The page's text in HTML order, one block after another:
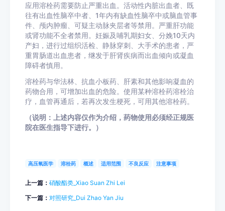
应用溶栓药需要防止严重出血。活动性内脏出血者、既
往有出血性脑卒中者、1年内有缺血性脑卒中或脑血管事
件、颅内肿瘤、可疑主动脉夹层者等禁用。严重肝功能
或肾功能不全者禁用。妊娠及哺乳期妇女、分娩10天内
产妇，进行过组织活检、静脉穿刺、大手术的患者，严
重胃肠道出血患者，继发于肝肾疾病而出血倾向或凝血
障碍者慎用。
溶栓药与华法林、抗血小板药、肝素和其他影响凝血的
药物合用，可增加出血的危险。使用某种溶栓药溶栓治
疗，血管再通后，若再次发生梗死，可用其他溶栓药。
（说明：上述内容仅作为介绍，药物使用必须经正规医
院在医生指导下进行。）
高压氧医学 溶栓药 概述 适用范围 不良反应 注意事项
上一篇： 硝酸酯类_Xiao Suan Zhi Lei
下一篇： 对照研究_Dui Zhao Yan Jiu